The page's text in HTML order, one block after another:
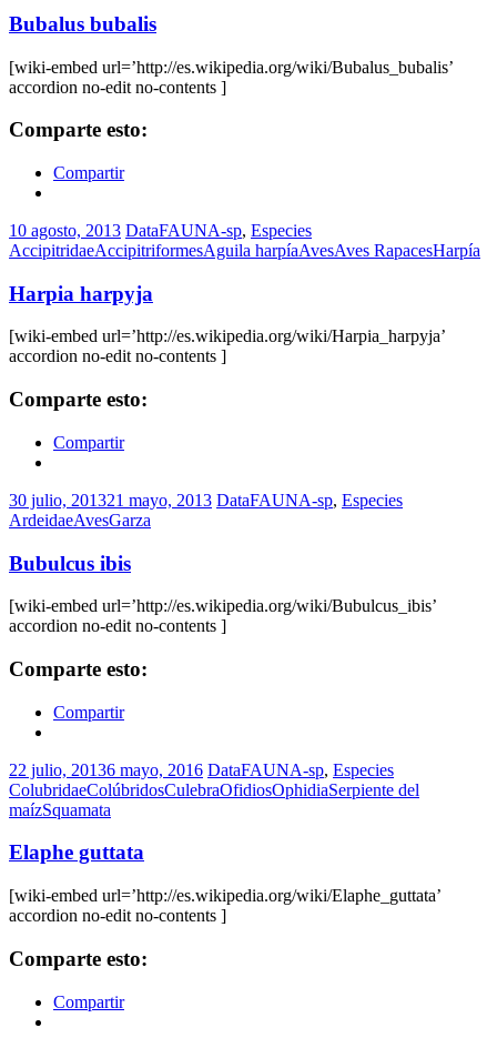
Bubalus bubalis
[wiki-embed url=’http://es.wikipedia.org/wiki/Bubalus_bubalis’
accordion no-edit no-contents ]
Comparte esto:
Compartir
10 agosto, 2013 DataFAUNA-sp, Especies
AccipitridaeAccipitriformesAguila harpíaAvesAves RapacesHarpía
Harpia harpyja
[wiki-embed url=’http://es.wikipedia.org/wiki/Harpia_harpyja’
accordion no-edit no-contents ]
Comparte esto:
Compartir
30 julio, 201321 mayo, 2013 DataFAUNA-sp, Especies
ArdeidaeAvesGarza
Bubulcus ibis
[wiki-embed url=’http://es.wikipedia.org/wiki/Bubulcus_ibis’
accordion no-edit no-contents ]
Comparte esto:
Compartir
22 julio, 20136 mayo, 2016 DataFAUNA-sp, Especies
ColubridaeColúbridosCulebraOfidiosOphidiaSerpiente del
maízSquamata
Elaphe guttata
[wiki-embed url=’http://es.wikipedia.org/wiki/Elaphe_guttata’
accordion no-edit no-contents ]
Comparte esto:
Compartir